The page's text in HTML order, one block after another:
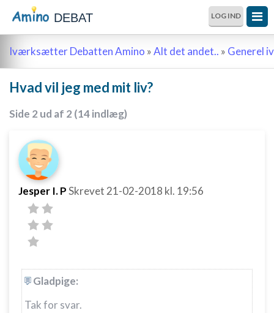
DEBAT LOG IND
Iværksætter Debatten Amino »Alt det andet.. » Generel
Hvad vil jeg med mit liv?
Side 2 ud af 2 (14 indlæg)
Jesper I. PSkrevet 21-02-2018 kl. 19:56
Gladpige:
Tak for svar.